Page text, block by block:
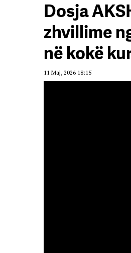
Dosja
zhvillime
në kokë
11 Maj, 2026 18:15